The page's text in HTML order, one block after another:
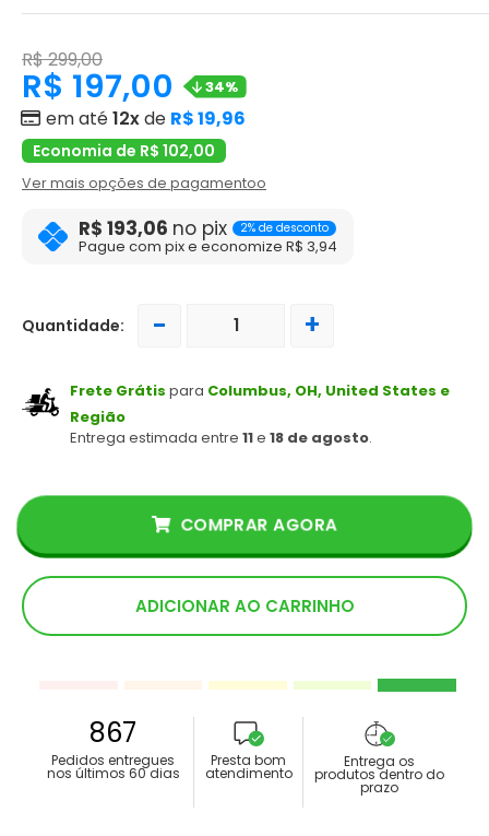
R$ 299,00
R$ 197,00 34%
em até12xde R$ 19,96
Economia de R$ 102,00
Ver mais opções de pagamentoo
R$ 193,06 no pix 2% de desconto
Pague com pix e economize R$ 3,94
Quantidade: - +
Frete Grátis para Columbus, OH, United States e
Região
Entrega estimada entre 11e 18 de agosto.
ADICIONAR AO CARRINHO
COMPRAR AGORA
867
Pedidos entregues
nos últimos 60 dias
Presta bom
atendimento
Entrega os
produtos dentro do
prazo